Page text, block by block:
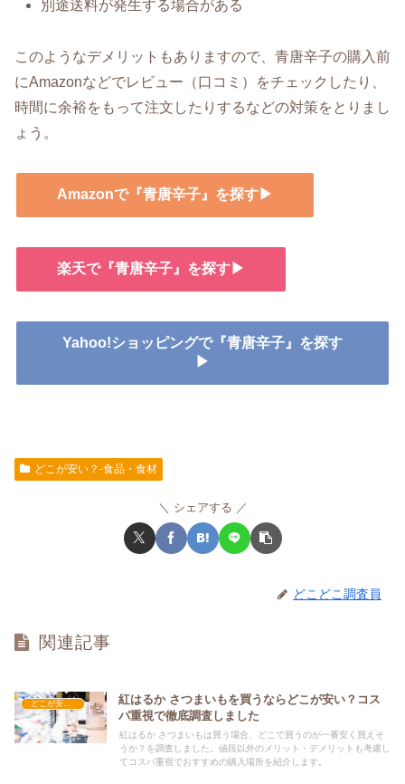
別途送料が発生する場合がある
このようなデメリットもありますので、青唐辛子の購入前
にAmazonなどでレビュー（口コミ）をチェックしたり、
時間に余裕をもって注文したりするなどの対策をとりまし
ょう。
Amazonで『青唐辛子』を探す▶
楽天で『青唐辛子』を探す▶
Yahoo!ショッピングで『青唐辛子』を探す
▶
どこが安い？-食品・食材
シェアする
どこどこ調査員
関連記事
どこが安い？-食品・食材
紅はるか さつまいもを買うならどこが安い？コス
パ重視で徹底調査しました
紅はるか さつまいもは買う場合、どこで買うのが一番安く買えそ
うか？を調査しました。値段以外のメリット・デメリットも考慮し
てコスパ重視でおすすめの購入場所を紹介します。